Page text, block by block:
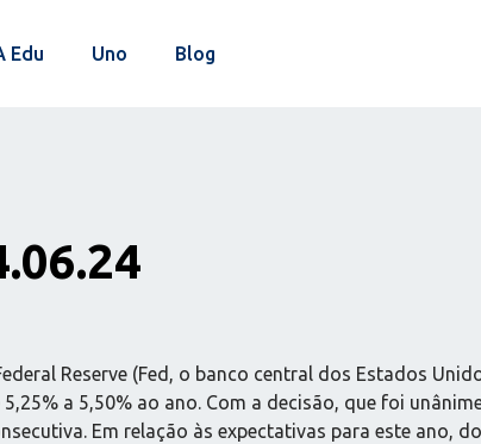
Edu Uno Blog
Reserve (Fed, o banco central dos Estados
a 5,50% ao ano. Com a decisão, que foi
Em relação às expectativas para este ano,